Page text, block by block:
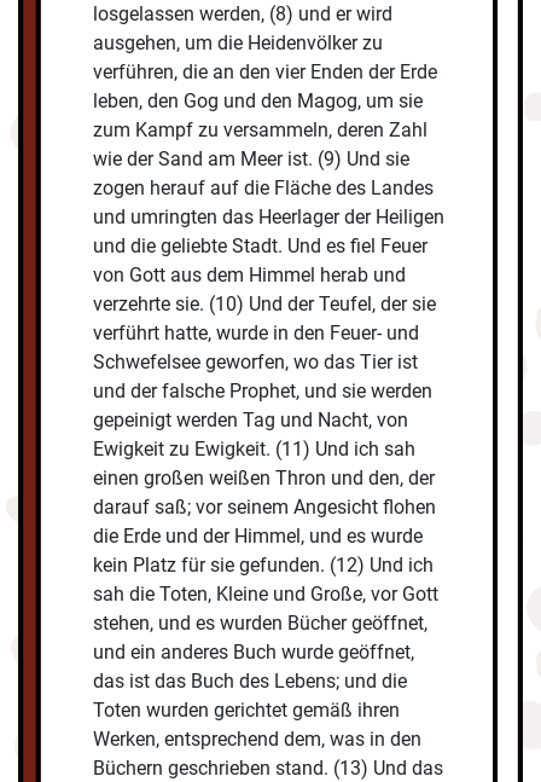
losgelassen werden, (8) und er wird
ausgehen, um die Heidenvölker zu
verführen, die an den vier Enden der Erde
leben, den Gog und den Magog, um sie
zum Kampf zu versammeln, deren Zahl
wie der Sand am Meer ist. (9) Und sie
zogen herauf auf die Fläche des Landes
und umringten das Heerlager der Heiligen
und die geliebte Stadt. Und es fiel Feuer
von Gott aus dem Himmel herab und
verzehrte sie. (10) Und der Teufel, der sie
verführt hatte, wurde in den Feuer- und
Schwefelsee geworfen, wo das Tier ist
und der falsche Prophet, und sie werden
gepeinigt werden Tag und Nacht, von
Ewigkeit zu Ewigkeit. (11) Und ich sah
einen großen weißen Thron und den, der
darauf saß; vor seinem Angesicht flohen
die Erde und der Himmel, und es wurde
kein Platz für sie gefunden. (12) Und ich
sah die Toten, Kleine und Große, vor Gott
stehen, und es wurden Bücher geöffnet,
und ein anderes Buch wurde geöffnet,
das ist das Buch des Lebens; und die
Toten wurden gerichtet gemäß ihren
Werken, entsprechend dem, was in den
Büchern geschrieben stand. (13) Und das